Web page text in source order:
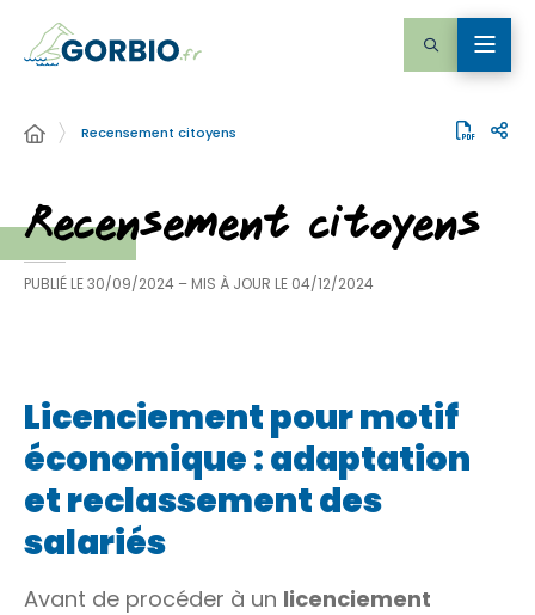
Recensement citoyens
Recensement citoyens
PUBLIÉ LE30/09/2024 – MIS À JOUR LE 04/12/2024
Licenciement pour motif
économique : adaptation
et reclassement des
salariés
Avant de procéder à un licenciement